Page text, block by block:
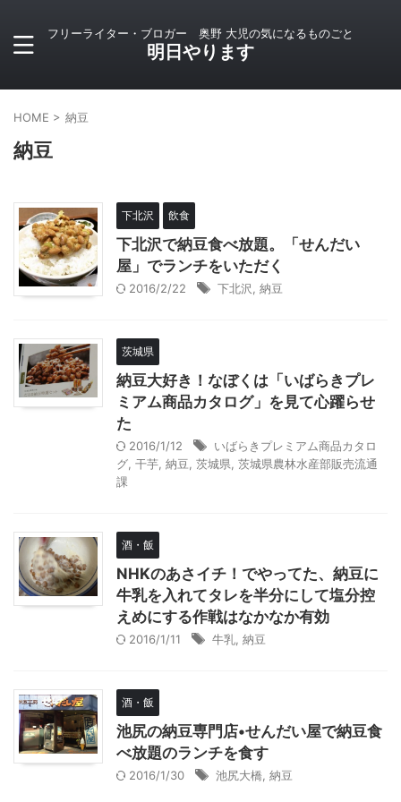
フリーライター・ブロガー 奥野 大児の気になるものごと
明日やります
HOME > 納豆
納豆
下北沢 飲食
下北沢で納豆食べ放題。「せんだい
屋」でランチをいただく
2016/2/22 下北沢 納豆
茨城県
納豆大好き！なぼくは「いばらきプレ
ミアム商品カタログ」を見て心躍らせ
た
2016/1/12
いばらきプレミアム商品カタロ
グ 干芋 納豆 茨城県 茨城県農林水産部販売流通
課
酒・飯
NHKのあさイチ！でやってた、納豆に
牛乳を入れてタレを半分にして塩分控
えめにする作戦はなかなか有効
2016/1/11 牛乳 納豆
酒・飯
池尻の納豆専門店•せんだい屋で納豆食
べ放題のランチを食す
2016/1/30 池尻大橋 納豆